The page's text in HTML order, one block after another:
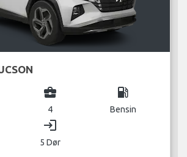
business_center
4
local_gas_station
Bensin
login
5 Dør